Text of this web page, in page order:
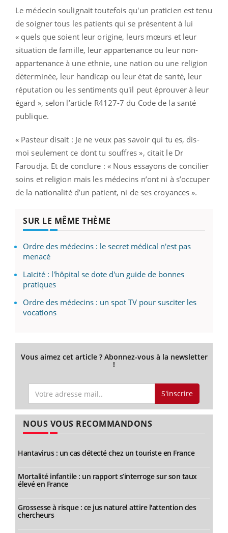
Le médecin soulignait toutefois qu'un praticien est tenu
de soigner tous les patients qui se présentent à lui
« quels que soient leur origine, leurs mœurs et leur
situation de famille, leur appartenance ou leur non-
appartenance à une ethnie, une nation ou une religion
déterminée, leur handicap ou leur état de santé, leur
réputation ou les sentiments qu'il peut éprouver à leur
égard », selon l’article R4127-7 du Code de la santé
publique.
« Pasteur disait : Je ne veux pas savoir qui tu es, dis-
moi seulement ce dont tu souffres », citait le Dr
Faroudja. Et de conclure : « Nous essayons de concilier
soins et religion mais les médecins n’ont ni à s’occuper
de la nationalité d’un patient, ni de ses croyances ».
SUR LE MÊME THÈME
Ordre des médecins : le secret médical n'est pas
menacé
Laïcité : l'hôpital se dote d'un guide de bonnes
pratiques
Ordre des médecins : un spot TV pour susciter les
vocations
Vous aimez cet article ? Abonnez-vous à la newsletter
!
S'inscrire
NOUS VOUS RECOMMANDONS
Hantavirus : un cas détecté chez un touriste en France
Mortalité infantile : un rapport s’interroge sur son taux
élevé en France
Grossesse à risque : ce jus naturel attire l'attention des
chercheurs